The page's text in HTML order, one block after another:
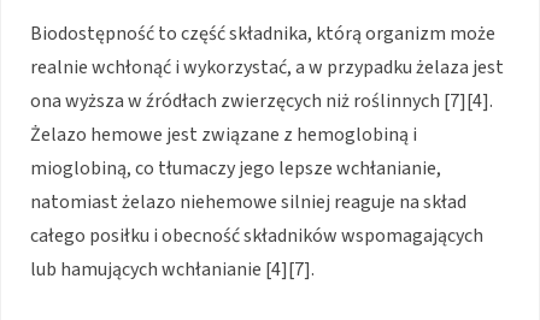
Biodostępność to część składnika, którą organizm może
realnie wchłonąć i wykorzystać, a w przypadku żelaza jest
ona wyższa w źródłach zwierzęcych niż roślinnych [7][4].
Żelazo hemowe jest związane z hemoglobiną i
mioglobiną, co tłumaczy jego lepsze wchłanianie,
natomiast żelazo niehemowe silniej reaguje na skład
całego posiłku i obecność składników wspomagających
lub hamujących wchłanianie [4][7].